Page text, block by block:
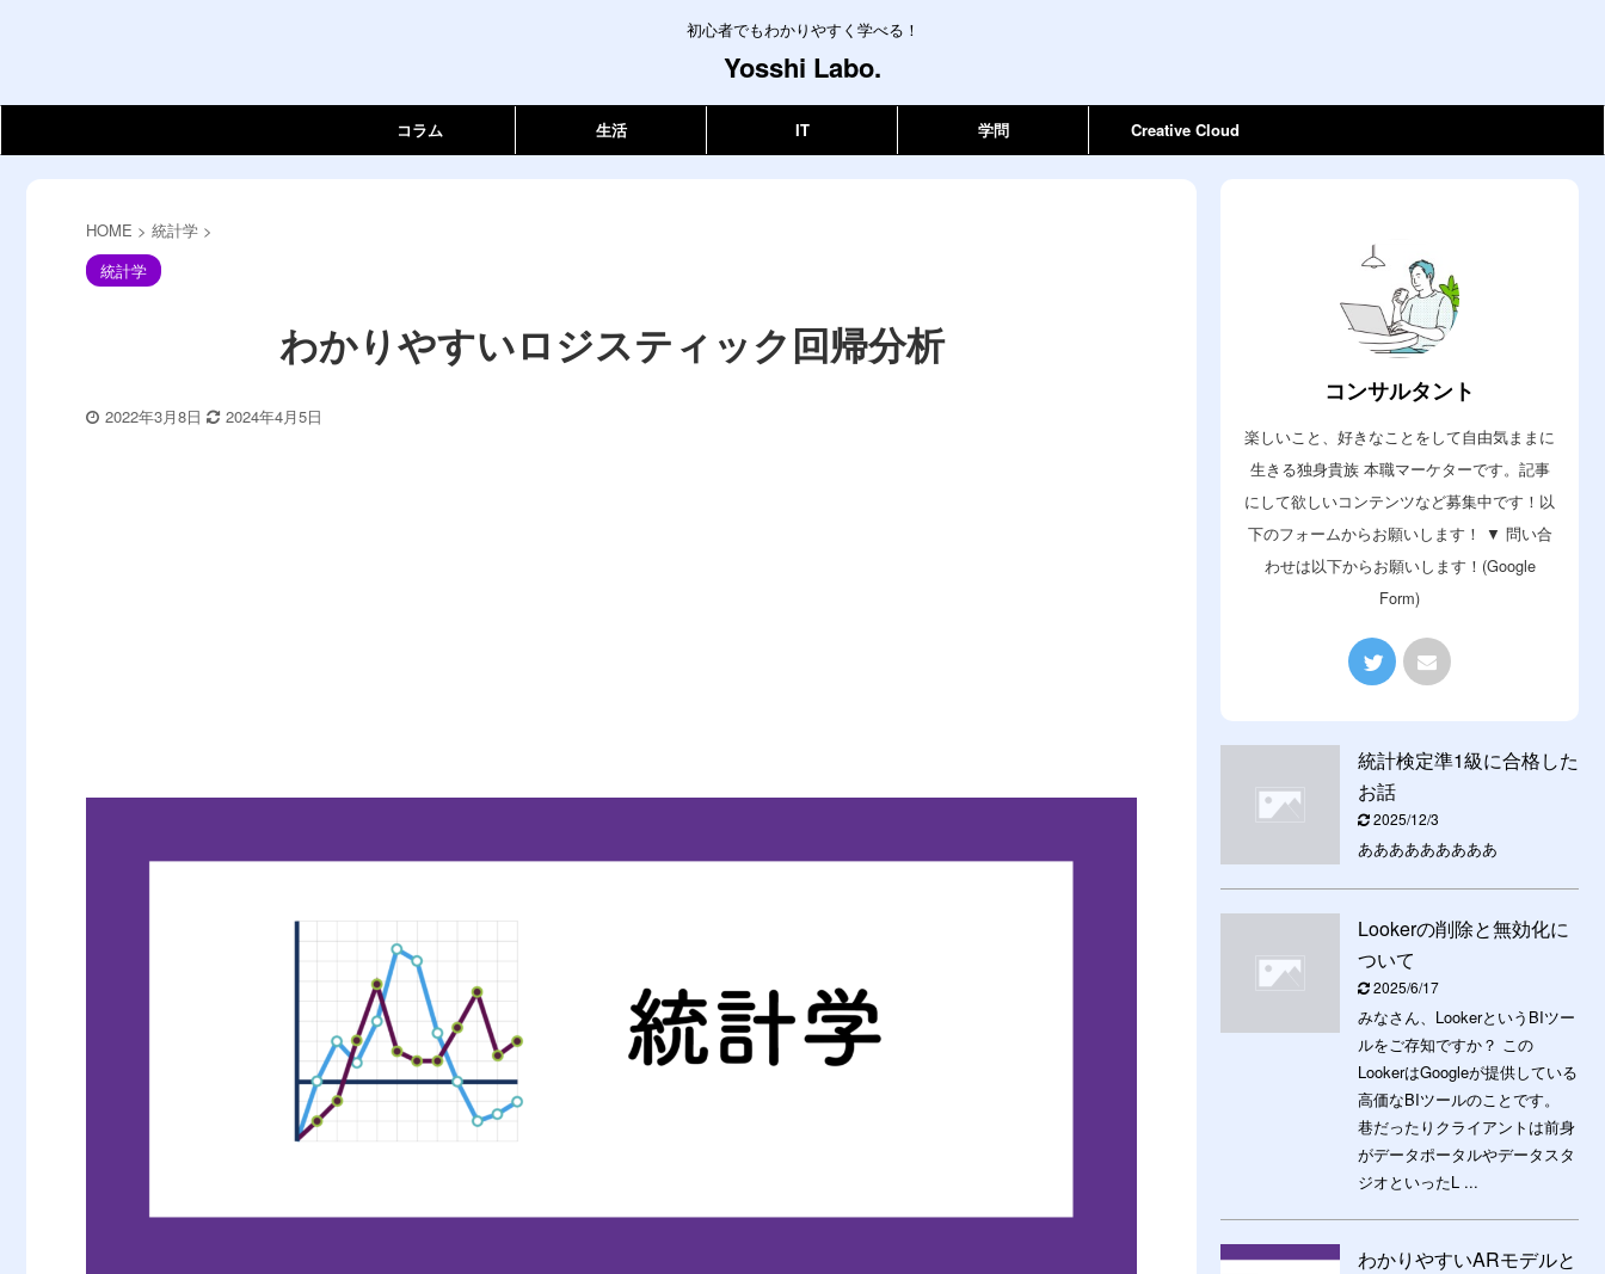
初心者でもわかりやすく学べる！
Yosshi Labo.
コラム 生活 IT 学問 Creative Cloud
HOME > 統計学 >
統計学
わかりやすいロジスティック回帰分析
2022年3月8日 2024年4月5日
コンサルタント
楽しいこと、好きなことをして自由気ままに
生きる独身貴族 本職マーケターです。記事
にして欲しいコンテンツなど募集中です！以
下のフォームからお願いします！ ▼ 問い合
わせは以下からお願いします！(Google
Form)
統計検定準1級に合格した
お話
2025/12/3
あああああああああ
Lookerの削除と無効化に
ついて
2025/6/17
みなさん、LookerというBIツー
ルをご存知ですか？ この
LookerはGoogleが提供している
高価なBIツールのことです。
巷だったりクライアントは前身
がデータポータルやデータスタ
ジオといったL ...
わかりやすいARモデルと